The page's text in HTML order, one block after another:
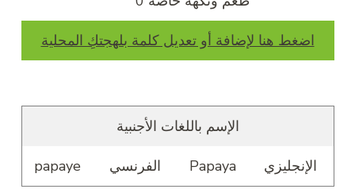
اضغط هنا لإضافة أو تعديل كلمة بلهجتكِ المحلية
الإسم باللغات الأجنبية
الإنجليزي Papaya الفرنسي papaye